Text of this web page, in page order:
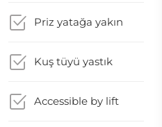
Priz yatağa yakın
Kuş tüyü yastık
Accessible by lift